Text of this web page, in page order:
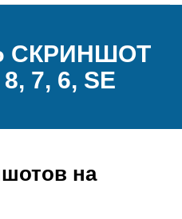
СКРИНШОТ
7, 6, SE
на